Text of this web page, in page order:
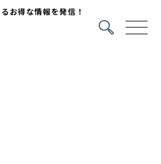
お得な情報を発信！